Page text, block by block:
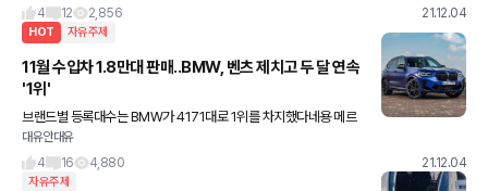
300만 파운드를 투자해 연간 10만대를 생산할 계획이라
4
12 2,856 21.12.04
HOT 자유주제
11월 수입차 1.8만대 판매..BMW, 벤츠 제치고 두 달 연속
'1위'
브랜드별 등록대수는 BMW가 4171대로 1위를 차지했다네용 메르
세데스-벤츠는 3545대로 2위,이어 아우디(Audi) 2682대, 볼보(V
olvo) 1317대, 폭스바겐(Volkswagen) 9
대유안대유
4
16 4,880 21.12.04
자유주제